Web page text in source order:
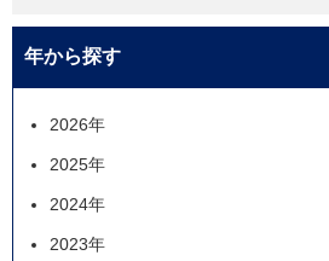
年から探す
2026年
2025年
2024年
2023年